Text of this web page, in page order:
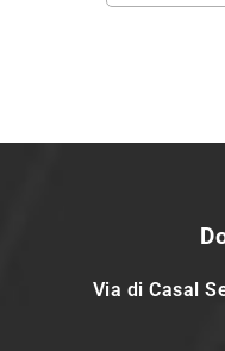
Via di Casal